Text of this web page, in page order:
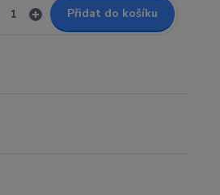
Přidat do košíku